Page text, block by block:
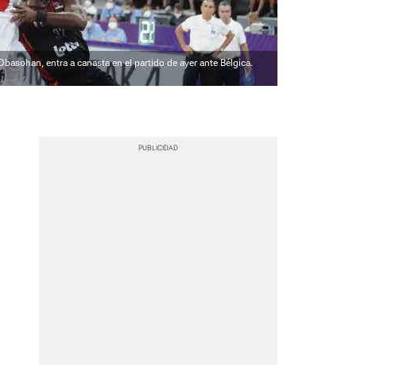
entra a canasta en el partido de ayer ante Bélgica.